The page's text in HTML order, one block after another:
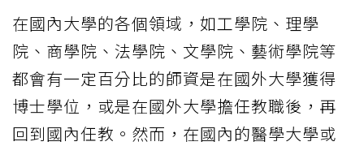
在國內大學的各個領域，如工學院、理學
院、商學院、法學院、文學院、藝術學院等
都會有一定百分比的師資是在國外大學獲得
博士學位，或是在國外大學擔任教職後，再
回到國內任教。然而，在國內的醫學大學或